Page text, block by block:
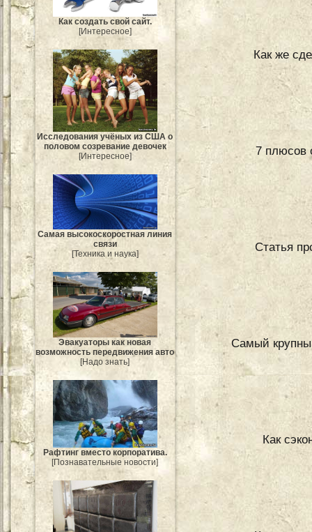
Как создать свой сайт.
[Интересное]
Исследования учёных из США о
половом созревание девочек
[Интересное]
Самая высокоскоростная линия
связи
[Техника и наука]
Эвакуаторы как новая
возможность передвижения авто
[Надо знать]
Рафтинг вместо корпоратива.
[Познавательные новости]
Как же
7 плюсов
Статья
Самый
Как